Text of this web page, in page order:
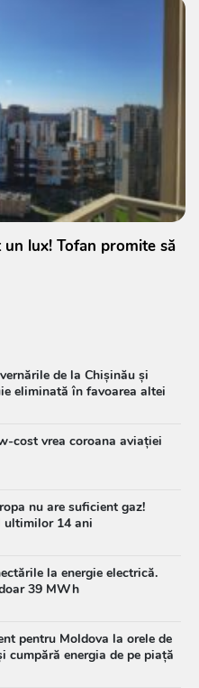
lux! Tofan promite să
de la Chișinău și
eliminată în favoarea altei
cost vrea coroana aviației
nu are suficient gaz!
ultimilor 14 ani
la energie electrică.
39 MWh
pentru Moldova la orele de
cumpără energia de pe piață